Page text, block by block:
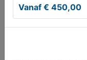
Vanaf € 450,00